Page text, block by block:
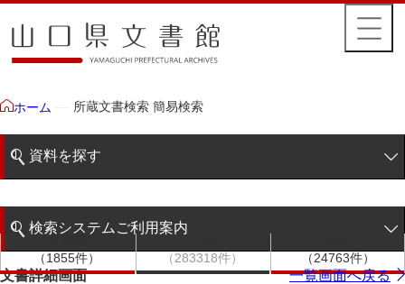
ホーム 所蔵文書検索 簡易検索
資料を探す
階層検索
検索システムご利用案内
検索システムの利用について
（1855件）
（283318件）
（24763件）
文書詳細画面 一覧画面へ戻る